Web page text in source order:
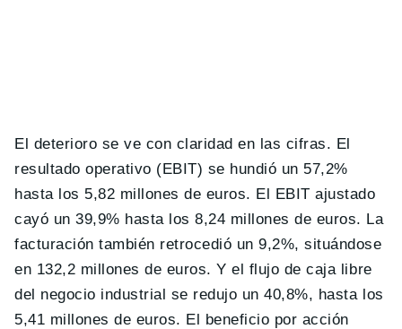
El deterioro se ve con claridad en las cifras. El
resultado operativo (EBIT) se hundió un 57,2%
hasta los 5,82 millones de euros. El EBIT ajustado
cayó un 39,9% hasta los 8,24 millones de euros. La
facturación también retrocedió un 9,2%, situándose
en 132,2 millones de euros. Y el flujo de caja libre
del negocio industrial se redujo un 40,8%, hasta los
5,41 millones de euros. El beneficio por acción